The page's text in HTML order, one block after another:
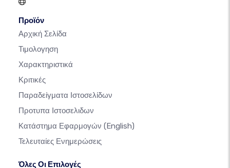
Προϊόν
Αρχική Σελίδα
Τιμολογηση
Χαρακτηριστικά
Κριτικές
Παραδείγματα Ιστοσελίδων
Προτυπα Ιστοσελιδων
Κατάστημα Εφαρμογών (English)
Τελευταίες Ενημερώσεις
Όλες Οι Επιλογές